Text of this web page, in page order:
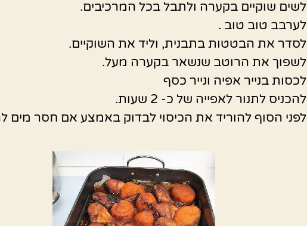
לשים שוקיים בקערה ולתבל בכל המרכיבים.
לערבב טוב טוב .
לסדר את הבטטות בתבנית, וליד את השוקיים.
לשפוך את הרוטב שנשאר בקערה מעל.
לכסות בנייר אפיה ונייר כסף
להכניס לתנור לאפייה של כ- 2 שעות.
לפני הסוף להוריד את הכיסוי לבדוק באמצע אם חסר מים